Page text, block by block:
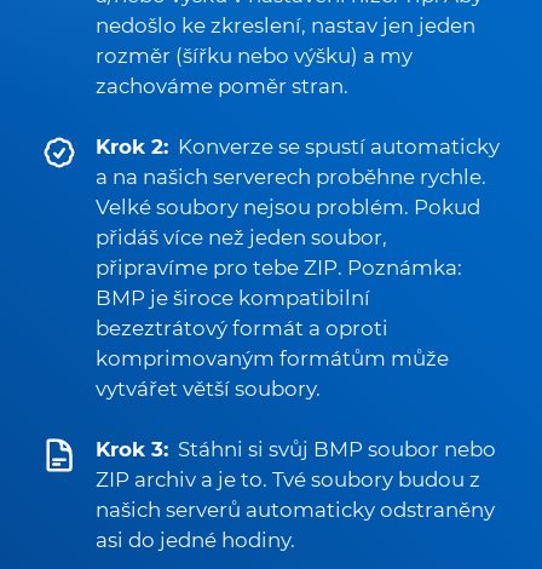
nedošlo ke zkreslení, nastav jen jeden
rozměr (šířku nebo výšku) a my
zachováme poměr stran.
Krok 2: Konverze se spustí automaticky
a na našich serverech proběhne rychle.
Velké soubory nejsou problém. Pokud
přidáš více než jeden soubor,
připravíme pro tebe ZIP. Poznámka:
BMP je široce kompatibilní
bezeztrátový formát a oproti
komprimovaným formátům může
vytvářet větší soubory.
Krok 3: Stáhni si svůj BMP soubor nebo
ZIP archiv a je to. Tvé soubory budou z
našich serverů automaticky odstraněny
asi do jedné hodiny.